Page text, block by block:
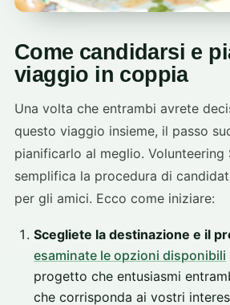
Come candidarsi e
viaggio in coppia
Una volta che entrambi avrete
questo viaggio insieme, il passo
pianificarlo al meglio. Volunteering
semplifica la procedura di
per gli amici. Ecco come iniziare:
Scegliete la destinazione e il
esaminate le opzioni disponibili
progetto che entusiasmi
che corrisponda ai vostri